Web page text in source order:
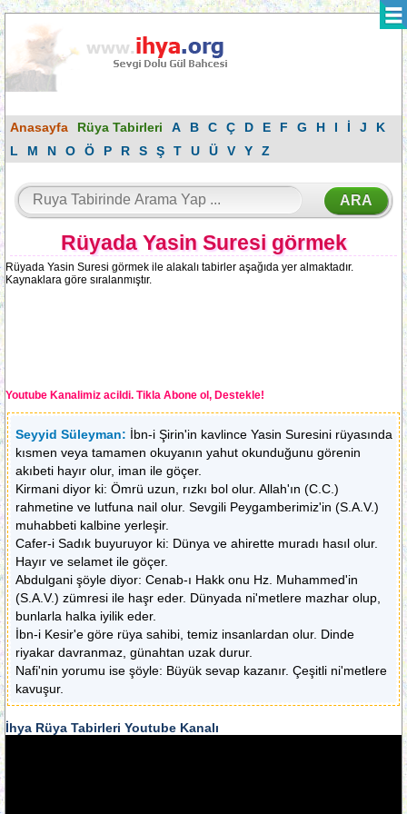
Anasayfa Rüya Tabirleri A B C Ç D E F G H I İ J
K
L
M N O Ö P R S Ş T U Ü V Y Z
Rüyada Yasin Suresi görmek
Rüyada Yasin Suresi görmek ile alakalı tabirler aşağıda yer almaktadır.
Kaynaklara göre sıralanmıştır.
Youtube Kanalimiz acildi. Tikla Abone ol, Destekle!
Seyyid Süleyman: İbn-i Şirin'in kavlince Yasin Suresini rüyasında
kısmen veya tamamen okuyanın yahut okunduğunu görenin
akıbeti hayır olur, iman ile göçer.
Kirmani diyor ki: Ömrü uzun, rızkı bol olur. Allah'ın (C.C.)
rahmetine ve lutfuna nail olur. Sevgili Peygamberimiz'in (S.A.V.)
muhabbeti kalbine yerleşir.
Cafer-i Sadık buyuruyor ki: Dünya ve ahirette muradı hasıl olur.
Hayır ve selamet ile göçer.
Abdulgani şöyle diyor: Cenab-ı Hakk onu Hz. Muhammed'in
(S.A.V.) zümresi ile haşr eder. Dünyada ni'metlere mazhar olup,
bunlarla halka iyilik eder.
İbn-i Kesir'e göre rüya sahibi, temiz insanlardan olur. Dinde
riyakar davranmaz, günahtan uzak durur.
Nafi'nin yorumu ise şöyle: Büyük sevap kazanır. Çeşitli ni'metlere
kavuşur.
İhya Rüya Tabirleri Youtube Kanalı